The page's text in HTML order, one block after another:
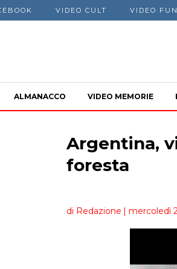
VIDEO CULT VIDEO FUN
ALMANACCO VIDEO MEMORIE
Argentina,
foresta
di Redazione | mercoledì